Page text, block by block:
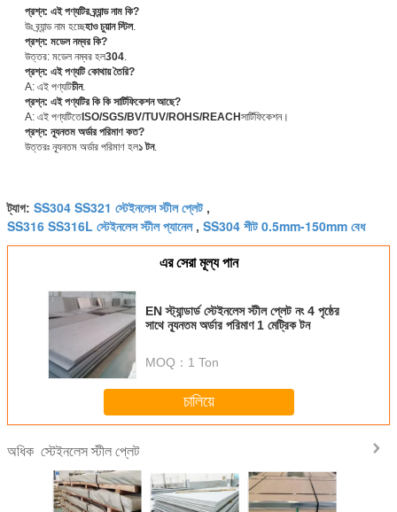
প্রশ্ন: এই পণ্যটির ব্র্যান্ড নাম কি?
উঃ ব্র্যান্ড নাম হচ্ছেহাও চুয়ান স্টিল.
প্রশ্ন: মডেল নম্বর কি?
উত্তর: মডেল নম্বর হল304.
প্রশ্ন: এই পণ্যটি কোথায় তৈরি?
A: এই পণ্যটিচীন.
প্রশ্ন: এই পণ্যটির কি কি সার্টিফিকেশন আছে?
A: এই পণ্যটিতেISO/SGS/BV/TUV/ROHS/REACHসার্টিফিকেশন।
প্রশ্ন: ন্যূনতম অর্ডার পরিমাণ কত?
উত্তরঃ ন্যূনতম অর্ডার পরিমাণ হল১ টন.
ট্যাগ: SS304 SS321 স্টেইনলেস স্টীল প্লেট,
SS316 SS316L স্টেইনলেস স্টীল প্যানেল, SS304 শীট 0.5mm-150mm বেধ
এর সেরা মূল্য পান
EN স্ট্যান্ডার্ড স্টেইনলেস স্টীল প্লেট নং 4 পৃষ্ঠের
সাথে ন্যূনতম অর্ডার পরিমাণ 1 মেট্রিক টন
MOQ： 1 Ton
চালিয়ে
অধিক স্টেইনলেস স্টীল প্লেট